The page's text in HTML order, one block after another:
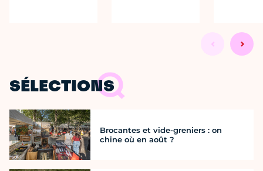
SÉLECTIONS
Brocantes et vide-greniers : on
chine où en août ?